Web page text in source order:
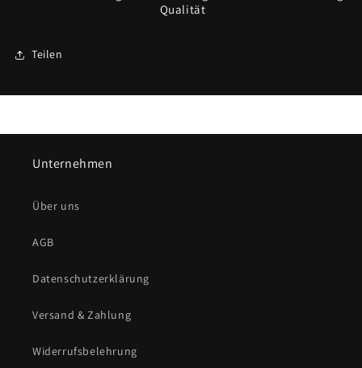
Qualität
Teilen
Unternehmen
Über uns
AGB
Datenschutzerklärung
Versand & Zahlung
Widerrufsbelehrung